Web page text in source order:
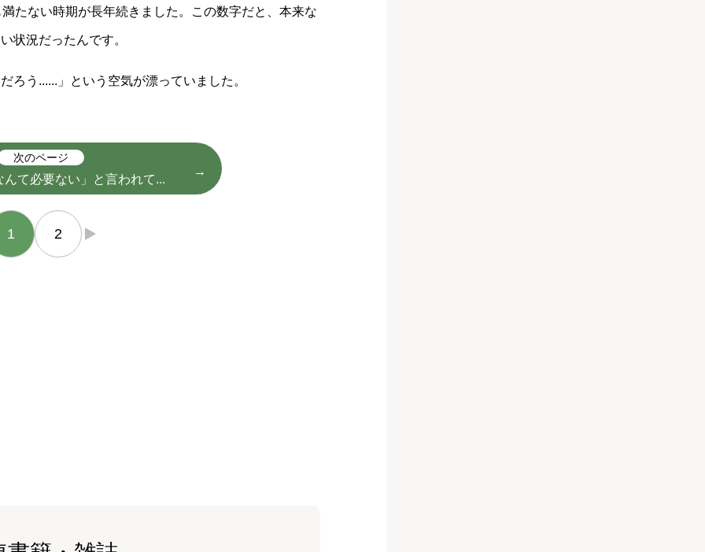
たない時期が長年続きました。この数字だと、本来な
状況だったんです。
ろう......」という空気が漂っていました。
次のページ
て必要ない」と言われて...
1 2 →